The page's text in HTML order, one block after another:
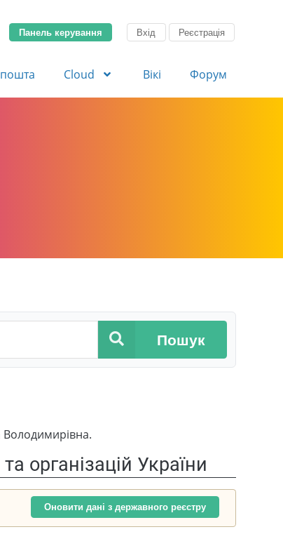
Панель керування Вхід Реєстрація
Cloud Вікі Форум
Пошук
організацій України
Оновити дані з державного реєстру